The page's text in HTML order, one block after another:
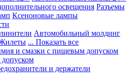
освещения Разъемы
Ксеноновые лампы
Автомобильный молдинг
... Показать все
и смазки с пищевым допуском
и держатели